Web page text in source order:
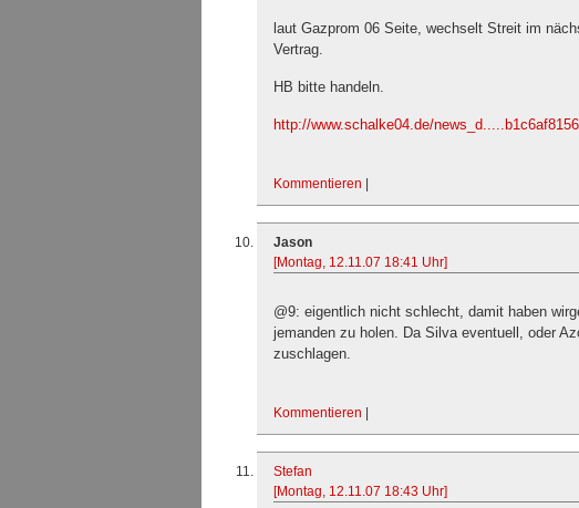
laut Gazprom 06 Seite, wechselt Streit im
Vertrag.
HB bitte handeln.
http://www.schalke04.de/news_d.....b1c6af8156
Kommentieren
Jason
[Montag, 12.11.07 18:41 Uhr]
@9: eigentlich nicht schlecht, damit haben
jemanden zu holen. Da Silva eventuell, oder
zuschlagen.
Kommentieren
Stefan
[Montag, 12.11.07 18:43 Uhr]